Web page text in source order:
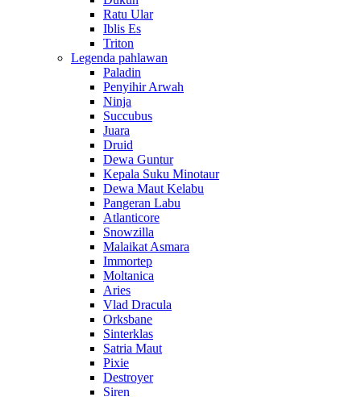
Ratu Ular
Iblis Es
Triton
Legenda pahlawan
Paladin
Penyihir Arwah
Ninja
Succubus
Juara
Druid
Dewa Guntur
Kepala Suku Minotaur
Dewa Maut Kelabu
Pangeran Labu
Atlanticore
Snowzilla
Malaikat Asmara
Immortep
Moltanica
Aries
Vlad Dracula
Orksbane
Sinterklas
Satria Maut
Pixie
Destroyer
Siren